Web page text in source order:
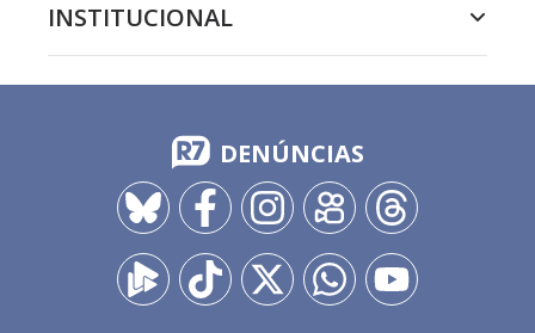
INSTITUCIONAL
DENÚNCIAS